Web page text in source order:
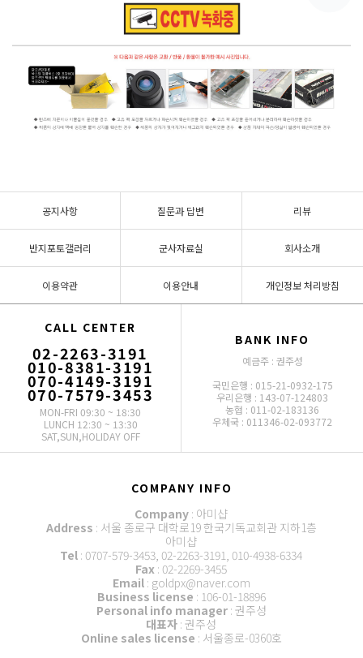
공지사항 질문과 답변 리뷰
반지포토갤러리 군사자료실 회사소개
이용약관 이용안내 개인정보 처리방침
CALL CENTER
02-2263-3191
010-8381-3191
070-4149-3191
070-7579-3453
MON-FRI 09:30 ~ 18:30
LUNCH 12:30 ~ 13:30
SAT,SUN,HOLIDAY OFF
BANK INFO
예금주 : 권주성
국민은행 : 015-21-0932-175
우리은행 : 143-07-124803
농협 : 011-02-183136
우체국 : 011346-02-093772
COMPANY INFO
Company : 아미샵
Address : 서울 종로구 대학로19 한국기독교회관 지하1층
아미샵
Tel : 0707-579-3453, 02-2263-3191, 010-4938-6334
Fax : 02-2269-3455
Email: goldpx@naver.com
Business license : 106-01-18896
Personal info manager: 권주성
대표자 : 권주성
Online sales license : 서울종로-0360호